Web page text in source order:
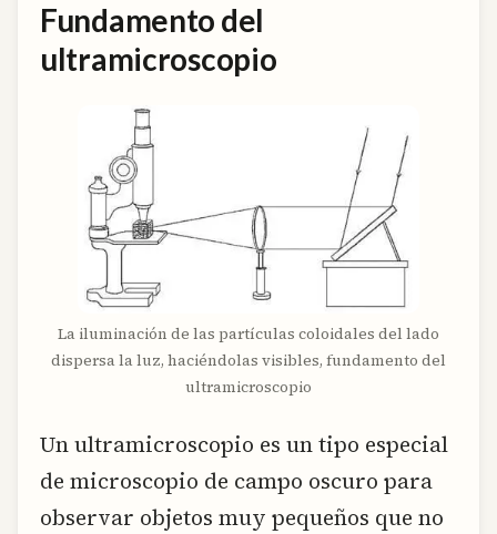
Fundamento del
ultramicroscopio
La iluminación de las partículas coloidales del lado
dispersa la luz, haciéndolas visibles, fundamento del
ultramicroscopio
Un ultramicroscopio es un tipo especial
de microscopio de campo oscuro para
observar objetos muy pequeños que no